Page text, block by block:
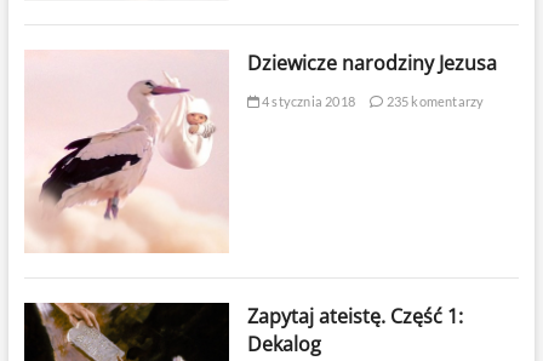
Dziewicze narodziny Jezusa
4 stycznia 2018 235 komentarzy
Zapytaj ateistę. Część 1:
Dekalog